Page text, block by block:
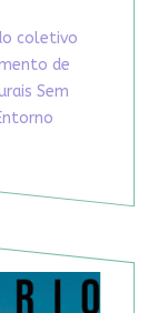
coletivo
de
Sem